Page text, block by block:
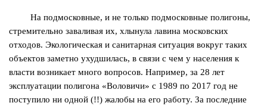
На подмосковные, и не только подмосковные полигоны,
стремительно заваливая их, хлынула лавина московских
отходов. Экологическая и санитарная ситуация вокруг таких
объектов заметно ухудшилась, в связи с чем у населения к
власти возникает много вопросов. Например, за 28 лет
эксплуатации полигона «Воловичи» с 1989 по 2017 год не
поступило ни одной (!!) жалобы на его работу. За последние